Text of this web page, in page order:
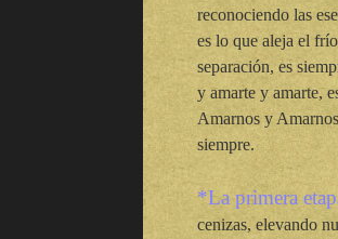
reconociendo las
es lo que aleja el
separación, es
y amarte y amarte,
Amarnos y
siempre.
*La primera
cenizas, elevando